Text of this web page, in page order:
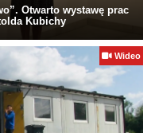
Otwarto wystawę prac
Kubichy
Wideo